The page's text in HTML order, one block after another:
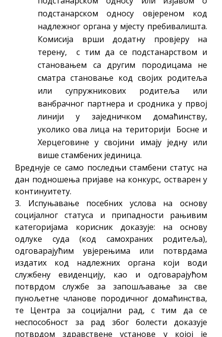
подстанарском односу овјереном код
надлежног органа у мјесту пребивалишта.
Комисија врши додатну провјеру на
терену, с тим да се подстанарством и
становањем са другим породицама не
сматра становање код својих родитеља
или супружникових родитеља или
ванбрачног партнера и сродника у првој
линији у заједничком домаћинству,
уколико ова лица на територији Босне и
Херцеговине у својини имају једну или
више стамбених јединица.
Вреднује се само последњи стамбени статус на
дан подношења пријаве на конкурс, остварен у
континуитету.
3. Испуњавање посебних услова на основу
социјалног статуса и припадности рањивим
категоријама корисник доказује: на основу
одлуке суда (код самохраних родитеља),
одговарајућим увјерењима или потврдама
издатих код надлежних органа који води
службену евиденцију, као и одговарајућом
потврдом службе за запошљавање за све
пунољетне чланове породичног домаћинства,
те Центра за социјални рад, с тим да се
неспособност за рад због болести доказује
потврдом здравствене установе у којој је